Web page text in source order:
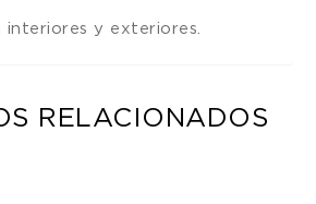
interiores y exteriores.
RELACIONADOS